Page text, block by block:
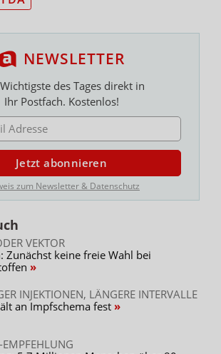
NEWSLETTER
des Tages direkt in
Ihr Postfach. Kostenlos!
Jetzt abonnieren
zum Newsletter & Datenschutz
VEKTOR
Zunächst keine freie Wahl bei
INJEKTIONEN, LÄNGERE INTERVALLE
an Impfschema fest
EMPFEHLUNG